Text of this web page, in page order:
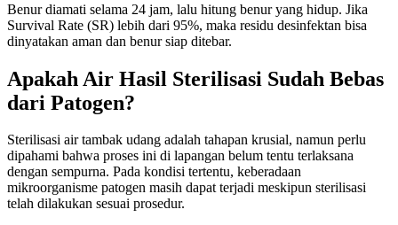
Benur diamati selama 24 jam, lalu hitung benur yang hidup. Jika
Survival Rate (SR) lebih dari 95%, maka residu desinfektan bisa
dinyatakan aman dan benur siap ditebar.
Apakah Air Hasil Sterilisasi Sudah Bebas
dari Patogen?
Sterilisasi air tambak udang adalah tahapan krusial, namun perlu
dipahami bahwa proses ini di lapangan belum tentu terlaksana
dengan sempurna. Pada kondisi tertentu, keberadaan
mikroorganisme patogen masih dapat terjadi meskipun sterilisasi
telah dilakukan sesuai prosedur.